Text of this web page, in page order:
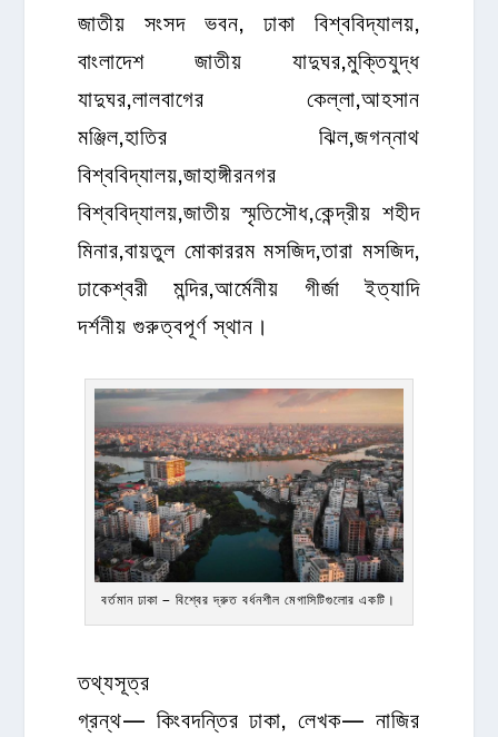
জাতীয় সংসদ ভবন, ঢাকা বিশ্ববিদ্যালয়,
বাংলাদেশ জাতীয় যাদুঘর,মুক্তিযুদ্ধ
যাদুঘর,লালবাগের কেল্লা,আহসান
মঞ্জিল,হাতির ঝিল,জগন্নাথ
বিশ্ববিদ্যালয়,জাহাঙ্গীরনগর
বিশ্ববিদ্যালয়,জাতীয় স্মৃতিসৌধ,কেন্দ্রীয় শহীদ
মিনার,বায়তুল মোকাররম মসজিদ,তারা মসজিদ,
ঢাকেশ্বরী মন্দির,আর্মেনীয় গীর্জা ইত্যাদি
দর্শনীয় গুরুত্বপূর্ণ স্থান।
বর্তমান ঢাকা – বিশ্বের দ্রুত বর্ধনশীল মেগাসিটিগুলোর একটি।
তথ্যসূত্র
গ্রন্থ— কিংবদন্তির ঢাকা, লেখক— নাজির